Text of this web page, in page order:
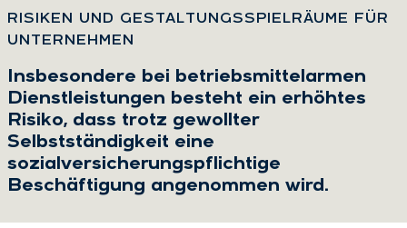
RISIKEN UND GE­STAL­TUNGS­SPIEL­RÄU­ME FÜR
UNTERNEHMEN
Insbesondere bei betriebsmittelarmen
Dienstleistungen besteht ein erhöhtes
Risiko, dass trotz gewollter
Selbstständigkeit eine
sozialversicherungspflichtige
Beschäftigung angenommen wird.